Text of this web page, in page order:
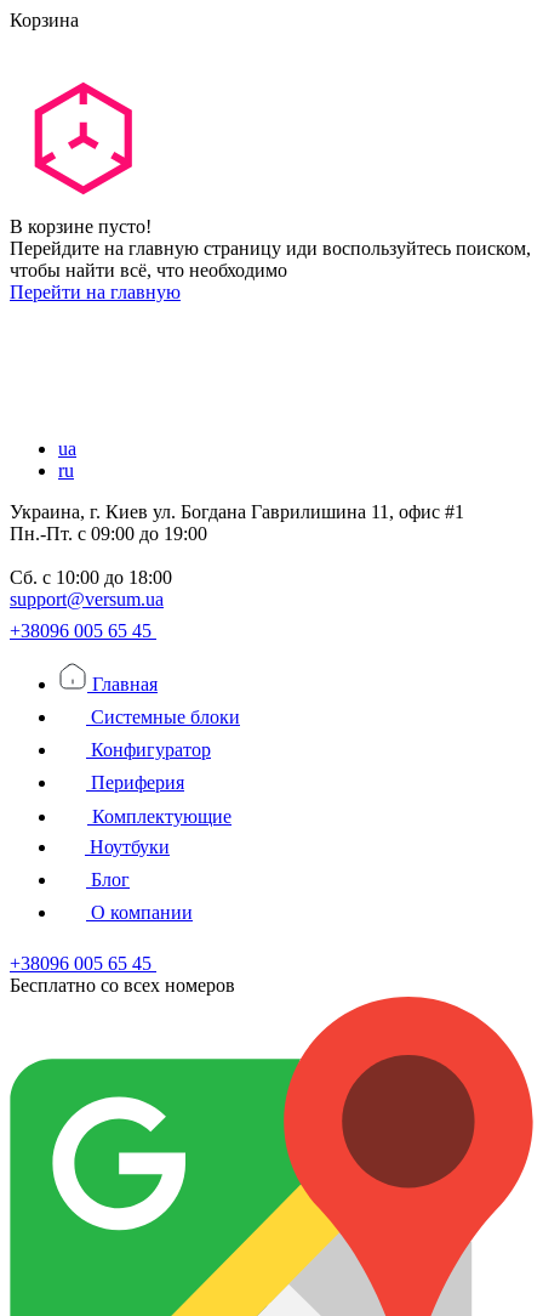
Корзина
В корзине пусто!
Перейдите на главную страницу иди воспользуйтесь поиском,
чтобы найти всё, что необходимо
Перейти на главную
ua
ru
Украина, г. Киев ул. Богдана Гаврилишина 11, офис #1
Пн.-Пт. с 09:00 до 19:00
Сб. с 10:00 до 18:00
support@versum.ua
+38096 005 65 45
Главная
Системные блоки
Конфигуратор
Периферия
Комплектующие
Ноутбуки
Блог
О компании
+38096 005 65 45
Бесплатно со всех номеров